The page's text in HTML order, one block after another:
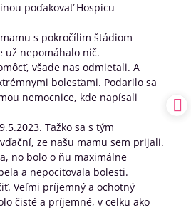
5
poďakovať Hospicu
s pokročílim štádiom
už nepomáhalo nič.
všade nas odmietali. A
bolesťami. Podarilo sa
nemocnice, kde napísali
Tažko sa s tým
ze našu mamu sem prijali.
no bolo o ňu maximálne
a nepociťovala bolesti.
Veľmi príjemný a ochotný
čisté a príjemné, v celku ako